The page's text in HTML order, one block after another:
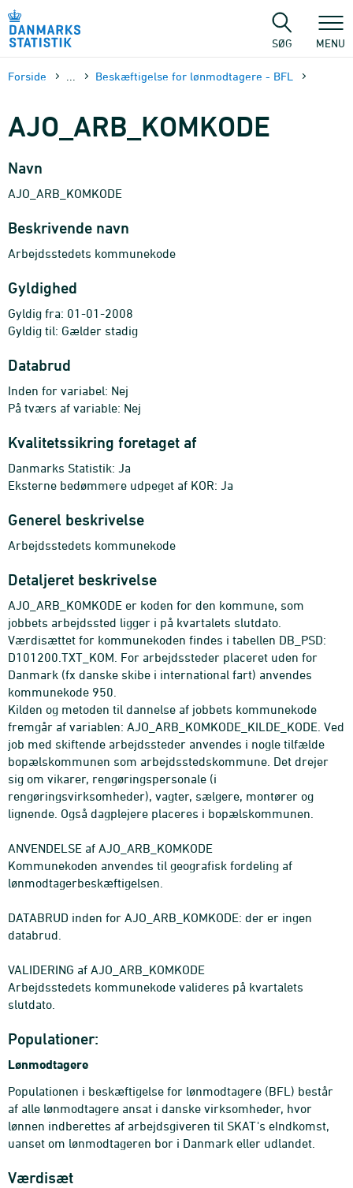
sidens
SØG MENU
Forside Beskæftigelse for lønmodtagere - BFL
AJO_ARB_KOMKODE
Navn
AJO_ARB_KOMKODE
Beskrivende navn
Arbejdsstedets kommunekode
Gyldighed
Gyldig fra: 01-01-2008
Gyldig til: Gælder stadig
Databrud
Inden for variabel: Nej
På tværs af variable: Nej
Kvalitetssikring foretaget af
Danmarks Statistik: Ja
Eksterne bedømmere udpeget af KOR: Ja
Generel beskrivelse
Arbejdsstedets kommunekode
Detaljeret beskrivelse
AJO_ARB_KOMKODE er koden for den kommune, som
jobbets arbejdssted ligger i på kvartalets slutdato.
Værdisættet for kommunekoden findes i tabellen DB_PSD:
D101200.TXT_KOM. For arbejdssteder placeret uden for
Danmark (fx danske skibe i international fart) anvendes
kommunekode 950.
Kilden og metoden til dannelse af jobbets kommunekode
fremgår af variablen: AJO_ARB_KOMKODE_KILDE_KODE. Ved
job med skiftende arbejdssteder anvendes i nogle tilfælde
bopælskommunen som arbejdsstedskommune. Det drejer
sig om vikarer, rengøringspersonale (i
rengøringsvirksomheder), vagter, sælgere, montører og
lignende. Også dagplejere placeres i bopælskommunen.
ANVENDELSE af AJO_ARB_KOMKODE
Kommunekoden anvendes til geografisk fordeling af
lønmodtagerbeskæftigelsen.
DATABRUD inden for AJO_ARB_KOMKODE: der er ingen
databrud.
VALIDERING af AJO_ARB_KOMKODE
Arbejdsstedets kommunekode valideres på kvartalets
slutdato.
Populationer:
Lønmodtagere
Populationen i beskæftigelse for lønmodtagere (BFL) består
af alle lønmodtagere ansat i danske virksomheder, hvor
lønnen indberettes af arbejdsgiveren til SKAT's eIndkomst,
uanset om lønmodtageren bor i Danmark eller udlandet.
Værdisæt